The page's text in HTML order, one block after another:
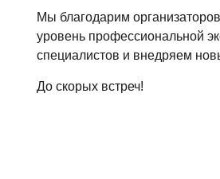
Мы благодарим
уровень профессиональной
специалистов и внедряем
До скорых встреч!